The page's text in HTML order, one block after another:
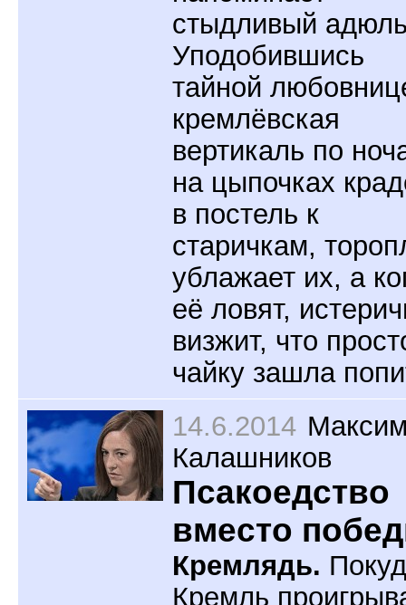
стыдливый
Уподобившись
тайной
кремлёвская
вертикаль по
на цыпочках
в постель к
старичкам,
ублажает их, а
её ловят,
визжит, что
чайку зашла
14.6.2014
Калашников
Псакоедство
вместо
Кремлядь.
Кремль